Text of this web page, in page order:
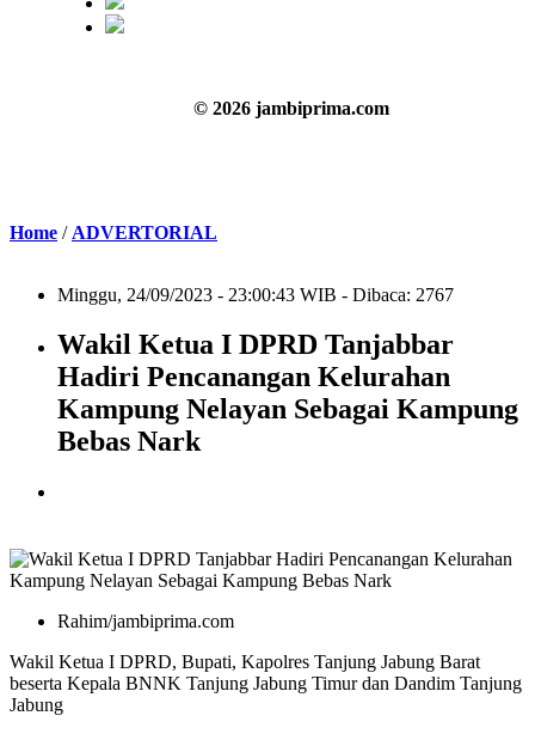
© 2026 jambiprima.com
Home / ADVERTORIAL
Minggu, 24/09/2023 - 23:00:43 WIB - Dibaca: 2767
Wakil Ketua I DPRD Tanjabbar
Hadiri Pencanangan Kelurahan
Kampung Nelayan Sebagai Kampung
Bebas Nark
Rahim/jambiprima.com
Wakil Ketua I DPRD, Bupati, Kapolres Tanjung Jabung Barat
beserta Kepala BNNK Tanjung Jabung Timur dan Dandim Tanjung
Jabung